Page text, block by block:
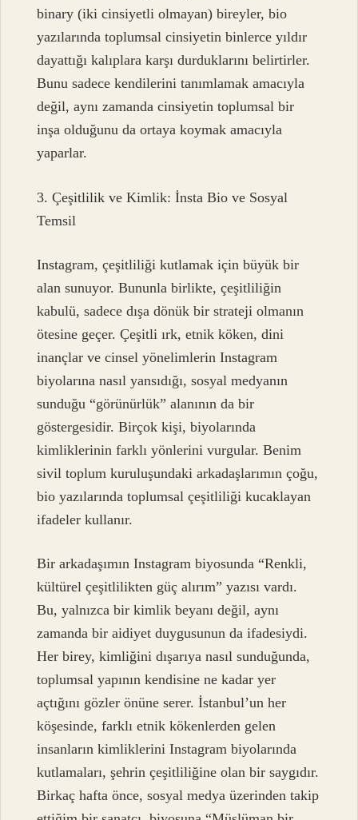
binary (iki cinsiyetli olmayan) bireyler, bio
yazılarında toplumsal cinsiyetin binlerce yıldır
dayattığı kalıplara karşı durduklarını belirtirler.
Bunu sadece kendilerini tanımlamak amacıyla
değil, aynı zamanda cinsiyetin toplumsal bir
inşa olduğunu da ortaya koymak amacıyla
yaparlar.
3. Çeşitlilik ve Kimlik: İnsta Bio ve Sosyal
Temsil
Instagram, çeşitliliği kutlamak için büyük bir
alan sunuyor. Bununla birlikte, çeşitliliğin
kabulü, sadece dışa dönük bir strateji olmanın
ötesine geçer. Çeşitli ırk, etnik köken, dini
inançlar ve cinsel yönelimlerin Instagram
biyolarına nasıl yansıdığı, sosyal medyanın
sunduğu “görünürlük” alanının da bir
göstergesidir. Birçok kişi, biyolarında
kimliklerinin farklı yönlerini vurgular. Benim
sivil toplum kuruluşundaki arkadaşlarımın çoğu,
bio yazılarında toplumsal çeşitliliği kucaklayan
ifadeler kullanır.
Bir arkadaşımın Instagram biyosunda “Renkli,
kültürel çeşitlilikten güç alırım” yazısı vardı.
Bu, yalnızca bir kimlik beyanı değil, aynı
zamanda bir aidiyet duygusunun da ifadesiydi.
Her birey, kimliğini dışarıya nasıl sunduğunda,
toplumsal yapının kendisine ne kadar yer
açtığını gözler önüne serer. İstanbul’un her
köşesinde, farklı etnik kökenlerden gelen
insanların kimliklerini Instagram biyolarında
kutlamaları, şehrin çeşitliliğine olan bir saygıdır.
Birkaç hafta önce, sosyal medya üzerinden takip